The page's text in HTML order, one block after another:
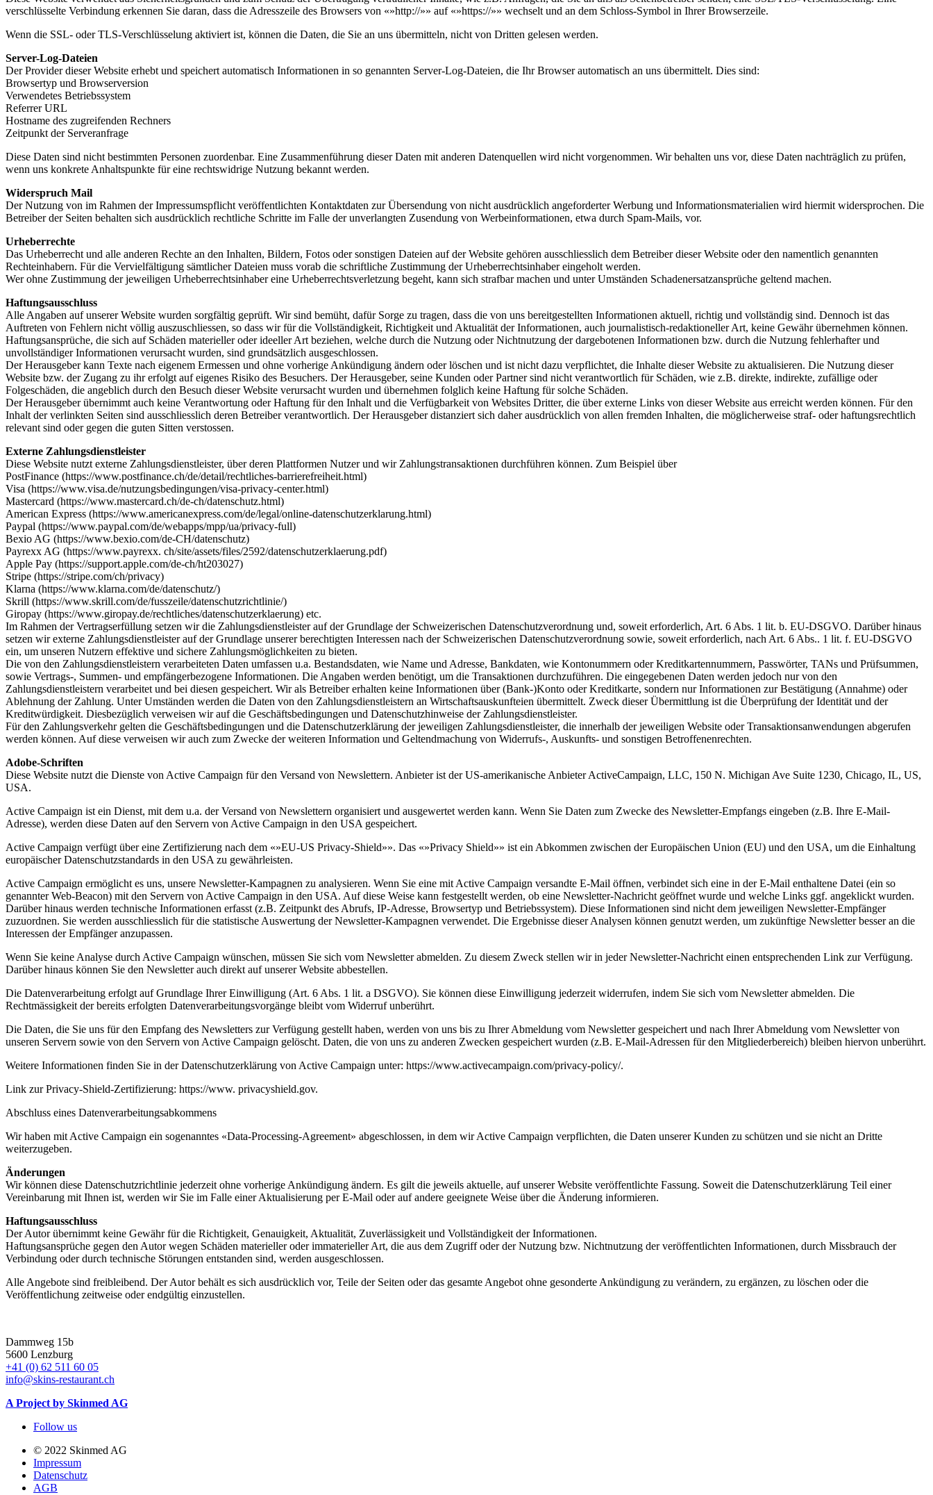
verschlüsselte Verbindung erkennen Sie daran, dass die Adresszeile des Browsers von «»http://»» auf «»https://»» wechselt und an dem Schloss-Symbol in Ihrer Browserzeile.
Wenn die SSL- oder TLS-Verschlüsselung aktiviert ist, können die Daten, die Sie an uns übermitteln, nicht von Dritten gelesen werden.
Server-Log-Dateien
Der Provider dieser Website erhebt und speichert automatisch Informationen in so genannten Server-Log-Dateien, die Ihr Browser automatisch an uns übermittelt. Dies sind:
Browsertyp und Browserversion
Verwendetes Betriebssystem
Referrer URL
Hostname des zugreifenden Rechners
Zeitpunkt der Serveranfrage
Diese Daten sind nicht bestimmten Personen zuordenbar. Eine Zusammenführung dieser Daten mit anderen Datenquellen wird nicht vorgenommen. Wir behalten uns vor, diese Daten nachträglich zu prüfen,
wenn uns konkrete Anhaltspunkte für eine rechtswidrige Nutzung bekannt werden.
Widerspruch Mail
Der Nutzung von im Rahmen der Impressumspflicht veröffentlichten Kontaktdaten zur Übersendung von nicht ausdrücklich angeforderter Werbung und Informationsmaterialien wird hiermit widersprochen. Die
Betreiber der Seiten behalten sich ausdrücklich rechtliche Schritte im Falle der unverlangten Zusendung von Werbeinformationen, etwa durch Spam-Mails, vor.
Urheberrechte
Das Urheberrecht und alle anderen Rechte an den Inhalten, Bildern, Fotos oder sonstigen Dateien auf der Website gehören ausschliesslich dem Betreiber dieser Website oder den namentlich genannten
Rechteinhabern. Für die Vervielfältigung sämtlicher Dateien muss vorab die schriftliche Zustimmung der Urheberrechtsinhaber eingeholt werden.
Wer ohne Zustimmung der jeweiligen Urheberrechtsinhaber eine Urheberrechtsverletzung begeht, kann sich strafbar machen und unter Umständen Schadenersatzansprüche geltend machen.
Haftungsausschluss
Alle Angaben auf unserer Website wurden sorgfältig geprüft. Wir sind bemüht, dafür Sorge zu tragen, dass die von uns bereitgestellten Informationen aktuell, richtig und vollständig sind. Dennoch ist das
Auftreten von Fehlern nicht völlig auszuschliessen, so dass wir für die Vollständigkeit, Richtigkeit und Aktualität der Informationen, auch journalistisch-redaktioneller Art, keine Gewähr übernehmen können.
Haftungsansprüche, die sich auf Schäden materieller oder ideeller Art beziehen, welche durch die Nutzung oder Nichtnutzung der dargebotenen Informationen bzw. durch die Nutzung fehlerhafter und
unvollständiger Informationen verursacht wurden, sind grundsätzlich ausgeschlossen.
Der Herausgeber kann Texte nach eigenem Ermessen und ohne vorherige Ankündigung ändern oder löschen und ist nicht dazu verpflichtet, die Inhalte dieser Website zu aktualisieren. Die Nutzung dieser
Website bzw. der Zugang zu ihr erfolgt auf eigenes Risiko des Besuchers. Der Herausgeber, seine Kunden oder Partner sind nicht verantwortlich für Schäden, wie z.B. direkte, indirekte, zufällige oder
Folgeschäden, die angeblich durch den Besuch dieser Website verursacht wurden und übernehmen folglich keine Haftung für solche Schäden.
Der Herausgeber übernimmt auch keine Verantwortung oder Haftung für den Inhalt und die Verfügbarkeit von Websites Dritter, die über externe Links von dieser Website aus erreicht werden können. Für den
Inhalt der verlinkten Seiten sind ausschliesslich deren Betreiber verantwortlich. Der Herausgeber distanziert sich daher ausdrücklich von allen fremden Inhalten, die möglicherweise straf- oder haftungsrechtlich
relevant sind oder gegen die guten Sitten verstossen.
Externe Zahlungsdienstleister
Diese Website nutzt externe Zahlungsdienstleister, über deren Plattformen Nutzer und wir Zahlungstransaktionen durchführen können. Zum Beispiel über
PostFinance (https://www.postfinance.ch/de/detail/rechtliches-barrierefreiheit.html)
Visa (https://www.visa.de/nutzungsbedingungen/visa-privacy-center.html)
Mastercard (https://www.mastercard.ch/de-ch/datenschutz.html)
American Express (https://www.americanexpress.com/de/legal/online-datenschutzerklarung.html)
Paypal (https://www.paypal.com/de/webapps/mpp/ua/privacy-full)
Bexio AG (https://www.bexio.com/de-CH/datenschutz)
Payrexx AG (https://www.payrexx. ch/site/assets/files/2592/datenschutzerklaerung.pdf)
Apple Pay (https://support.apple.com/de-ch/ht203027)
Stripe (https://stripe.com/ch/privacy)
Klarna (https://www.klarna.com/de/datenschutz/)
Skrill (https://www.skrill.com/de/fusszeile/datenschutzrichtlinie/)
Giropay (https://www.giropay.de/rechtliches/datenschutzerklaerung) etc.
Im Rahmen der Vertragserfüllung setzen wir die Zahlungsdienstleister auf der Grundlage der Schweizerischen Datenschutzverordnung und, soweit erforderlich, Art. 6 Abs. 1 lit. b. EU-DSGVO. Darüber hinaus
setzen wir externe Zahlungsdienstleister auf der Grundlage unserer berechtigten Interessen nach der Schweizerischen Datenschutzverordnung sowie, soweit erforderlich, nach Art. 6 Abs.. 1 lit. f. EU-DSGVO
ein, um unseren Nutzern effektive und sichere Zahlungsmöglichkeiten zu bieten.
Die von den Zahlungsdienstleistern verarbeiteten Daten umfassen u.a. Bestandsdaten, wie Name und Adresse, Bankdaten, wie Kontonummern oder Kreditkartennummern, Passwörter, TANs und Prüfsummen,
sowie Vertrags-, Summen- und empfängerbezogene Informationen. Die Angaben werden benötigt, um die Transaktionen durchzuführen. Die eingegebenen Daten werden jedoch nur von den
Zahlungsdienstleistern verarbeitet und bei diesen gespeichert. Wir als Betreiber erhalten keine Informationen über (Bank-)Konto oder Kreditkarte, sondern nur Informationen zur Bestätigung (Annahme) oder
Ablehnung der Zahlung. Unter Umständen werden die Daten von den Zahlungsdienstleistern an Wirtschaftsauskunfteien übermittelt. Zweck dieser Übermittlung ist die Überprüfung der Identität und der
Kreditwürdigkeit. Diesbezüglich verweisen wir auf die Geschäftsbedingungen und Datenschutzhinweise der Zahlungsdienstleister.
Für den Zahlungsverkehr gelten die Geschäftsbedingungen und die Datenschutzerklärung der jeweiligen Zahlungsdienstleister, die innerhalb der jeweiligen Website oder Transaktionsanwendungen abgerufen
werden können. Auf diese verweisen wir auch zum Zwecke der weiteren Information und Geltendmachung von Widerrufs-, Auskunfts- und sonstigen Betroffenenrechten.
Adobe-Schriften
Diese Website nutzt die Dienste von Active Campaign für den Versand von Newslettern. Anbieter ist der US-amerikanische Anbieter ActiveCampaign, LLC, 150 N. Michigan Ave Suite 1230, Chicago, IL, US,
USA.
Active Campaign ist ein Dienst, mit dem u.a. der Versand von Newslettern organisiert und ausgewertet werden kann. Wenn Sie Daten zum Zwecke des Newsletter-Empfangs eingeben (z.B. Ihre E-Mail-
Adresse), werden diese Daten auf den Servern von Active Campaign in den USA gespeichert.
Active Campaign verfügt über eine Zertifizierung nach dem «»EU-US Privacy-Shield»». Das «»Privacy Shield»» ist ein Abkommen zwischen der Europäischen Union (EU) und den USA, um die Einhaltung
europäischer Datenschutzstandards in den USA zu gewährleisten.
Active Campaign ermöglicht es uns, unsere Newsletter-Kampagnen zu analysieren. Wenn Sie eine mit Active Campaign versandte E-Mail öffnen, verbindet sich eine in der E-Mail enthaltene Datei (ein so
genannter Web-Beacon) mit den Servern von Active Campaign in den USA. Auf diese Weise kann festgestellt werden, ob eine Newsletter-Nachricht geöffnet wurde und welche Links ggf. angeklickt wurden.
Darüber hinaus werden technische Informationen erfasst (z.B. Zeitpunkt des Abrufs, IP-Adresse, Browsertyp und Betriebssystem). Diese Informationen sind nicht dem jeweiligen Newsletter-Empfänger
zuzuordnen. Sie werden ausschliesslich für die statistische Auswertung der Newsletter-Kampagnen verwendet. Die Ergebnisse dieser Analysen können genutzt werden, um zukünftige Newsletter besser an die
Interessen der Empfänger anzupassen.
Wenn Sie keine Analyse durch Active Campaign wünschen, müssen Sie sich vom Newsletter abmelden. Zu diesem Zweck stellen wir in jeder Newsletter-Nachricht einen entsprechenden Link zur Verfügung.
Darüber hinaus können Sie den Newsletter auch direkt auf unserer Website abbestellen.
Die Datenverarbeitung erfolgt auf Grundlage Ihrer Einwilligung (Art. 6 Abs. 1 lit. a DSGVO). Sie können diese Einwilligung jederzeit widerrufen, indem Sie sich vom Newsletter abmelden. Die
Rechtmässigkeit der bereits erfolgten Datenverarbeitungsvorgänge bleibt vom Widerruf unberührt.
Die Daten, die Sie uns für den Empfang des Newsletters zur Verfügung gestellt haben, werden von uns bis zu Ihrer Abmeldung vom Newsletter gespeichert und nach Ihrer Abmeldung vom Newsletter von
unseren Servern sowie von den Servern von Active Campaign gelöscht. Daten, die von uns zu anderen Zwecken gespeichert wurden (z.B. E-Mail-Adressen für den Mitgliederbereich) bleiben hiervon unberührt.
Weitere Informationen finden Sie in der Datenschutzerklärung von Active Campaign unter: https://www.activecampaign.com/privacy-policy/.
Link zur Privacy-Shield-Zertifizierung: https://www. privacyshield.gov.
Abschluss eines Datenverarbeitungsabkommens
Wir haben mit Active Campaign ein sogenanntes «Data-Processing-Agreement» abgeschlossen, in dem wir Active Campaign verpflichten, die Daten unserer Kunden zu schützen und sie nicht an Dritte
weiterzugeben.
Änderungen
Wir können diese Datenschutzrichtlinie jederzeit ohne vorherige Ankündigung ändern. Es gilt die jeweils aktuelle, auf unserer Website veröffentlichte Fassung. Soweit die Datenschutzerklärung Teil einer
Vereinbarung mit Ihnen ist, werden wir Sie im Falle einer Aktualisierung per E-Mail oder auf andere geeignete Weise über die Änderung informieren.
Haftungsausschluss
Der Autor übernimmt keine Gewähr für die Richtigkeit, Genauigkeit, Aktualität, Zuverlässigkeit und Vollständigkeit der Informationen.
Haftungsansprüche gegen den Autor wegen Schäden materieller oder immaterieller Art, die aus dem Zugriff oder der Nutzung bzw. Nichtnutzung der veröffentlichten Informationen, durch Missbrauch der
Verbindung oder durch technische Störungen entstanden sind, werden ausgeschlossen.
Alle Angebote sind freibleibend. Der Autor behält es sich ausdrücklich vor, Teile der Seiten oder das gesamte Angebot ohne gesonderte Ankündigung zu verändern, zu ergänzen, zu löschen oder die
Veröffentlichung zeitweise oder endgültig einzustellen.
Dammweg 15b
5600 Lenzburg
+41 (0) 62 511 60 05
info@skins-restaurant.ch
A Project by Skinmed AG
Follow us
© 2022 Skinmed AG
Impressum
Datenschutz
AGB